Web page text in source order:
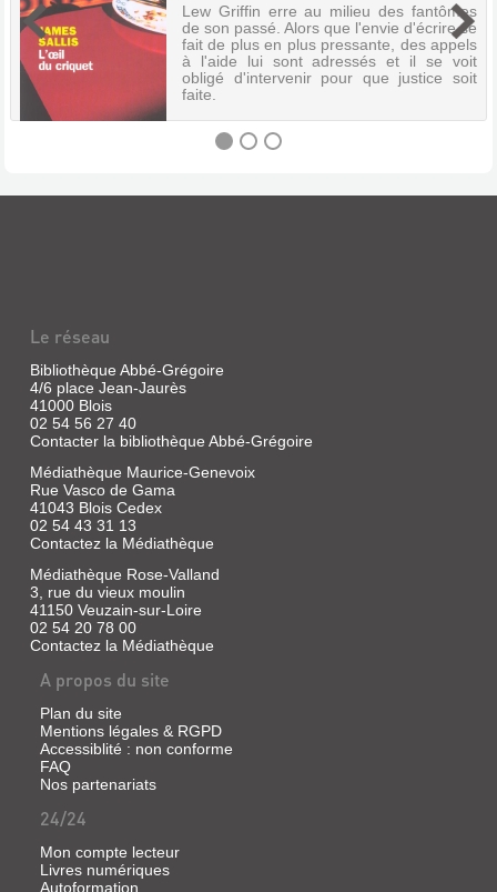
Lew Griffin erre au milieu des fantômes
de son passé. Alors que l'envie d'écrire se
fait de plus en plus pressante, des appels
à l'aide lui sont adressés et il se voit
obligé d'intervenir pour que justice soit
faite.
Sallis,
Gallimard,
2003
(La
Lew
Griffin
erre
au
milieu
fantômes
de
son
passé.
Alors
l'envie
d'écrire
se
fait
de
plus
en
plus
pressante,
des
appels
l'aide
Le réseau
Bibliothèque Abbé-Grégoire
4/6 place Jean-Jaurès
41000 Blois
02 54 56 27 40
Contacter la bibliothèque Abbé-Grégoire
Médiathèque Maurice-Genevoix
Rue Vasco de Gama
41043 Blois Cedex
02 54 43 31 13
Contactez la Médiathèque
Médiathèque Rose-Valland
3, rue du vieux moulin
41150 Veuzain-sur-Loire
02 54 20 78 00
Contactez la Médiathèque
A propos du site
Plan du site
Mentions légales & RGPD
Accessiblité : non conforme
FAQ
Nos partenariats
24/24
Mon compte lecteur
Livres numériques
Autoformation